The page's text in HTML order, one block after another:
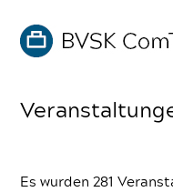
Es wurden 281